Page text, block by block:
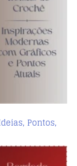
Pontos,